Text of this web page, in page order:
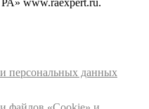
www.raexpert.ru.
персональных данных